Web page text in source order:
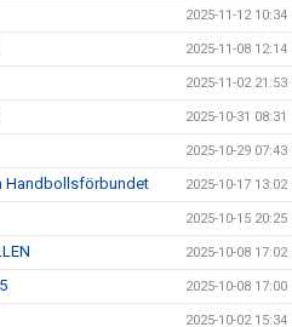
2025-11-12 10:34
2025-11-08 12:14
2025-11-02 21:53
2025-10-31 08:31
2025-10-29 07:43
Handbollsförbundet 2025-10-17 13:02
2025-10-15 20:25
2025-10-08 17:02
2025-10-08 17:00
2025-10-02 15:34